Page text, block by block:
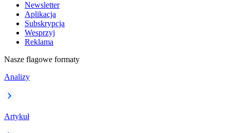
Newsletter
Aplikacja
Subskrypcja
Wesprzyj
Reklama
Nasze flagowe formaty
Analizy
Artykuł